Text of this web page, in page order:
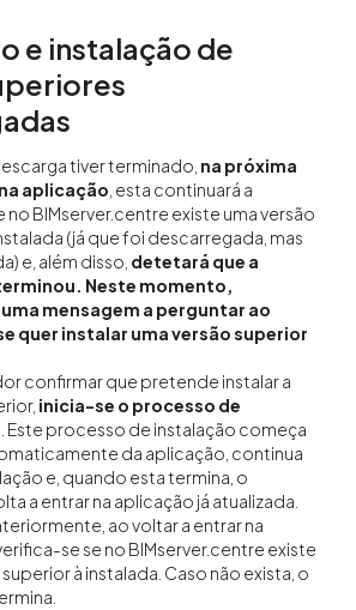
e instalação de
tiver terminado, na próxima
aplicação , esta continuará a
BIMserver.centre existe uma versão
(já que foi descarregada, mas
e, além disso, detetará que a
Neste momento,
mensagem a perguntar ao
quer instalar uma versão superior
confirmar que pretende instalar a
inicia-se o processo de
. Este processo de instalação começa
da aplicação, continua
e, quando esta termina, o
a entrar na aplicação já atualizada.
ao voltar a entrar na
se se no BIMserver.centre existe
à instalada. Caso não exista, o